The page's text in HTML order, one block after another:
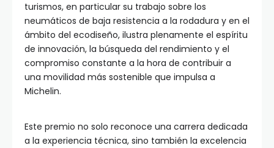
turismos, en particular su trabajo sobre los
neumáticos de baja resistencia a la rodadura y en el
ámbito del ecodiseño, ilustra plenamente el espíritu
de innovación, la búsqueda del rendimiento y el
compromiso constante a la hora de contribuir a
una movilidad más sostenible que impulsa a
Michelin.
Este premio no solo reconoce una carrera dedicada
a la experiencia técnica, sino también la excelencia